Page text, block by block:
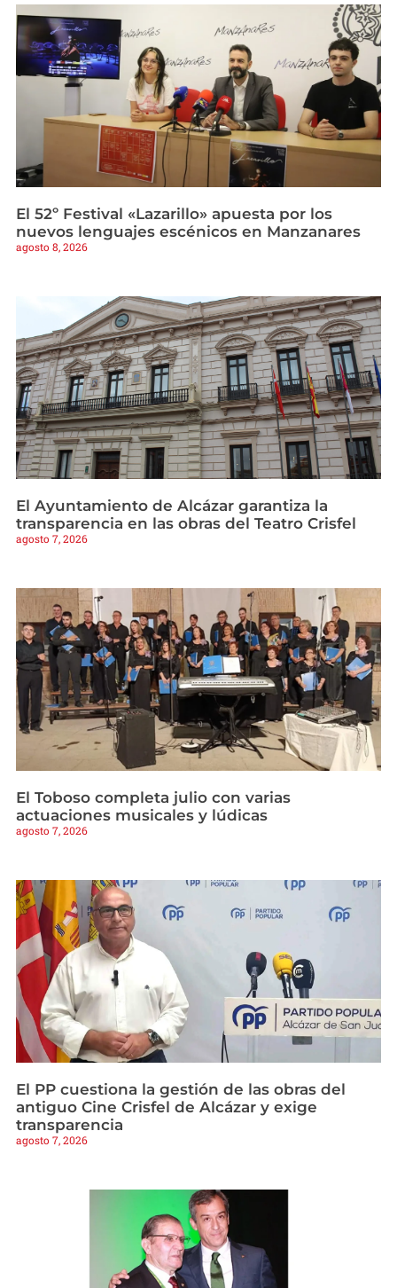
El 52º Festival «Lazarillo» apuesta por los
nuevos lenguajes escénicos en Manzanares
agosto 8, 2026
El Ayuntamiento de Alcázar garantiza la
transparencia en las obras del Teatro Crisfel
agosto 7, 2026
El Toboso completa julio con varias
actuaciones musicales y lúdicas
agosto 7, 2026
El PP cuestiona la gestión de las obras del
antiguo Cine Crisfel de Alcázar y exige
transparencia
agosto 7, 2026